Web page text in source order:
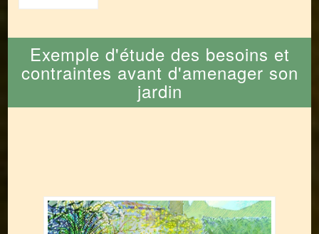
Exemple d'étude des besoins et
contraintes avant d'amenager son
jardin